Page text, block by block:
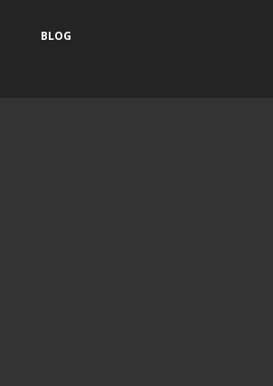
BLOG